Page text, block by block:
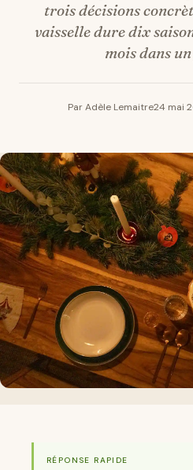
trois décisions
vaisselle dure dix
mois dans
Par Adèle Lemaitre24 mai
RÉPONSE RAPIDE